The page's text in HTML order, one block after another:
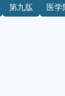
第九版
医学